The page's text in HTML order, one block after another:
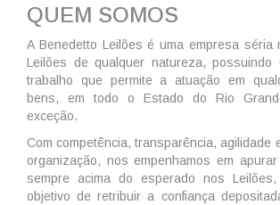
QUEM SOMOS
A Benedetto Leilões é uma empresa séria
Leilões de qualquer natureza, possuindo
trabalho que permite a atuação em
bens, em todo o Estado do Rio
exceção.
Com competência, transparência, agilidade
organização, nos empenhamos em
sempre acima do esperado nos
objetivo de retribuir a confiança